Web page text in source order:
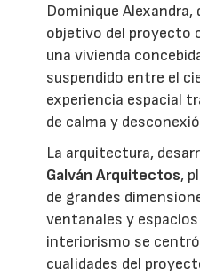
Dominique Alexandra,
objetivo del proyecto
una vivienda
suspendido entre el
experiencia espacial
de calma y
La arquitectura,
Galván Arquitectos,
de grandes
ventanales y
interiorismo se
cualidades del